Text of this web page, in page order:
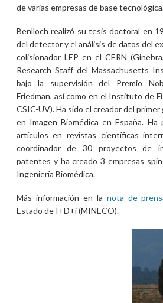
de varias empresas de base
Benlloch realizó su tesis doctoral en
del detector y el análisis de datos del
colisionador LEP en el CERN
Research Staff del Massachusetts
bajo la supervisión del Premio
Friedman, así como en el Instituto de
CSIC-UV). Ha sido el creador del
en Imagen Biomédica en España. Ha
artículos en revistas científicas
coordinador de 30 proyectos de
patentes y ha creado 3 empresas
Ingeniería Biomédica.
Más información en la nota de
Estado de I+D+i (MINECO).